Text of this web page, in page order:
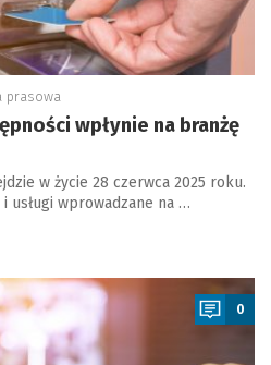
prasowa
wpłynie na branżę
w życie 28 czerwca 2025 roku.
usługi wprowadzane na …
0